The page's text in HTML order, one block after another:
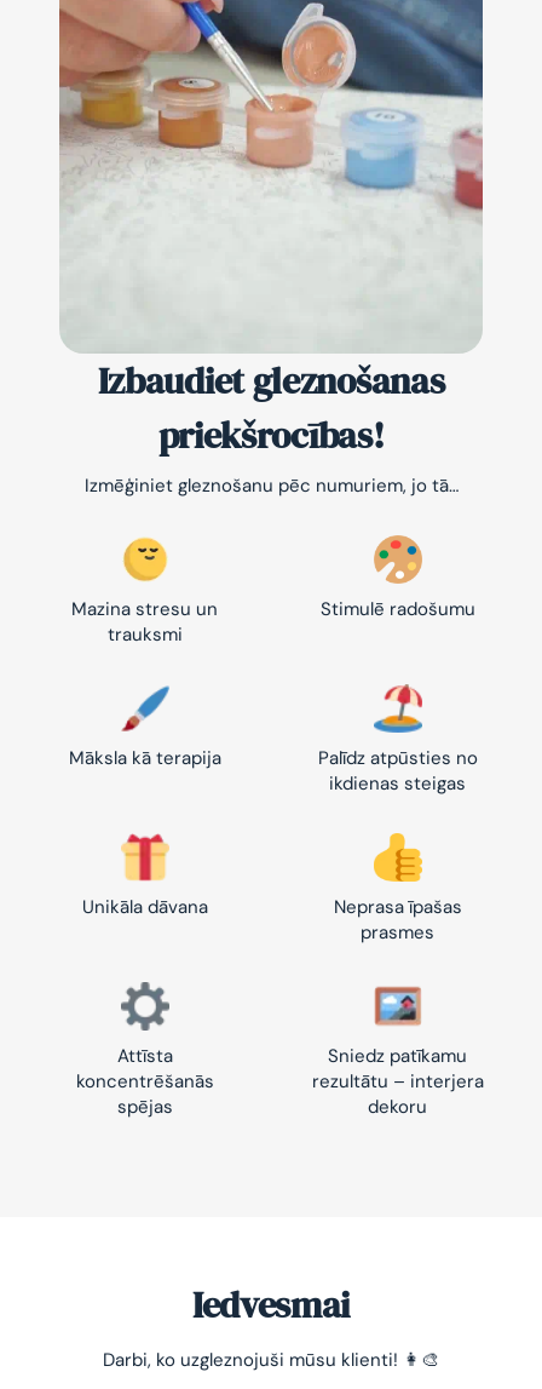
Izbaudiet gleznošanas
priekšrocības!
Izmēģiniet gleznošanu pēc numuriem, jo tā…
Mazina stresu un
trauksmi
Stimulē radošumu
Māksla kā terapija
Palīdz atpūsties no
ikdienas steigas
Unikāla dāvana
Neprasa īpašas
prasmes
Attīsta
koncentrēšanās
spējas
Sniedz patīkamu
rezultātu – interjera
dekoru
Iedvesmai
Darbi, ko uzgleznojuši mūsu klienti! 👩‍🎨
-10% pirmajam pasūtījumam
Vienkāršs veids, kā atslābināties un nomierināt